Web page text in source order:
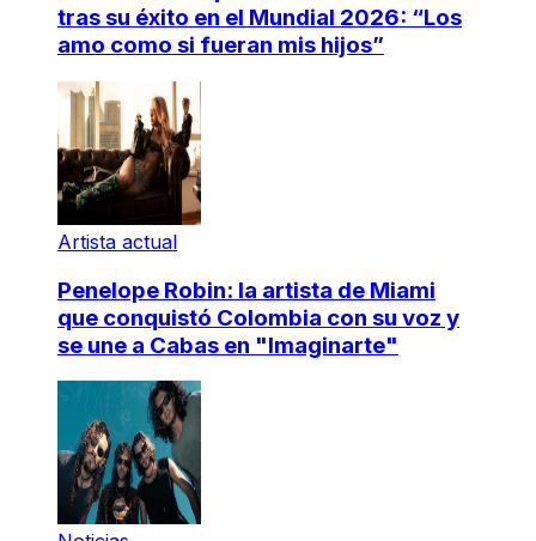
tras su éxito en el Mundial 2026: “Los
amo como si fueran mis hijos”
Artista actual
Penelope Robin: la artista de Miami
que conquistó Colombia con su voz y
se une a Cabas en "Imaginarte"